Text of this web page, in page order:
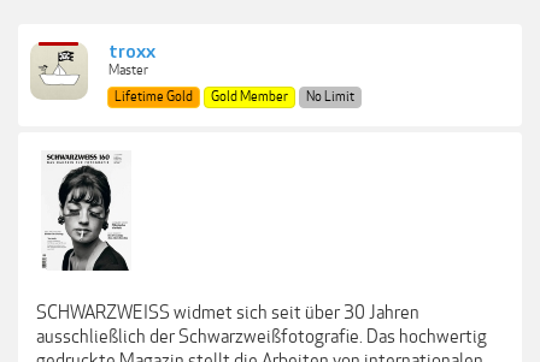
troxx
Master
Lifetime Gold
Gold Member No Limit
SCHWARZWEISS widmet sich seit über 30 Jahren
ausschließlich der Schwarzweißfotografie. Das hochwertig